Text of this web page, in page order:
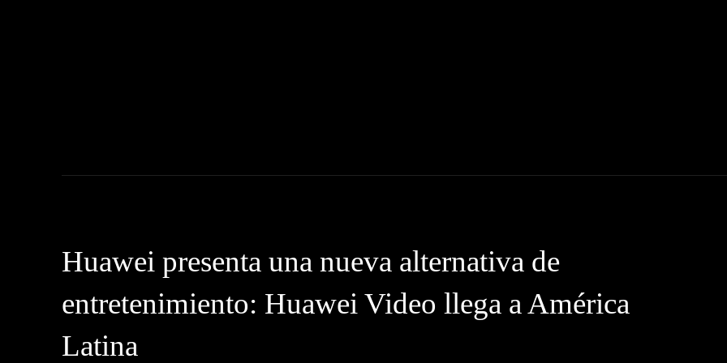
Huawei presenta una nueva alternativa de
entretenimiento: Huawei Video llega a América
Latina